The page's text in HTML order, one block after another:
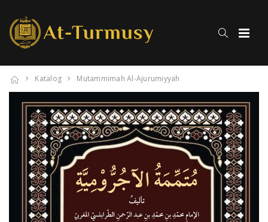
Katalog Mutammimah Al-Ajurumiyyah